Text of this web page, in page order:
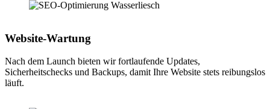
Website-Wartung
Nach dem Launch bieten wir fortlaufende Updates,
Sicherheitschecks und Backups, damit Ihre Website stets reibungslos
läuft.